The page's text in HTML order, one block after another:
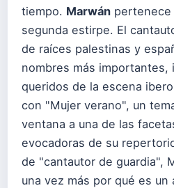
tiempo. Marwán pertenece
segunda estirpe. El
de raíces palestinas y
nombres más importantes,
queridos de la escena
con "Mujer verano", un
ventana a una de las
evocadoras de su
de "cantautor de guardia",
una vez más por qué es